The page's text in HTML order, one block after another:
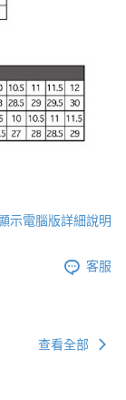
示電腦版詳細說明
客服
查看全部